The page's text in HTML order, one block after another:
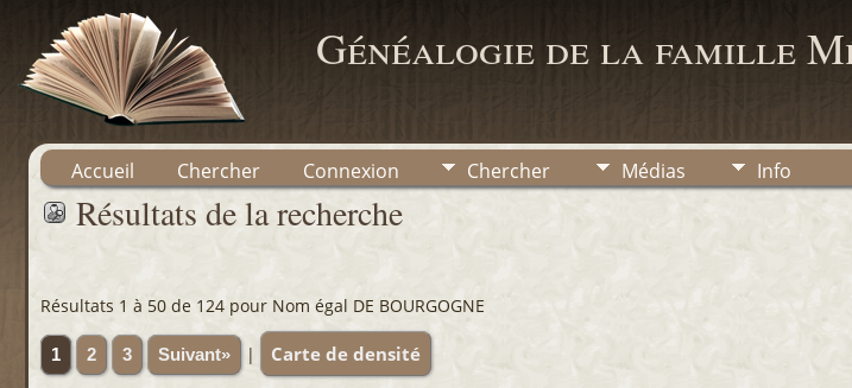
Généalogie de la famille
Accueil Chercher Connexion Chercher Médias Info
Résultats de la recherche
Résultats 1 à 50 de 124 pour Nom égal DE BOURGOGNE
1 2 3 Suivant» | Carte de densité